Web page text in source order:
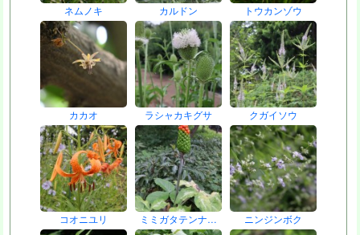
ネムノキ カルドン トウカンゾウ
カカオ ラシャカキグサ クガイソウ
コオニユリ ミミガタテンナ… ニンジンボク